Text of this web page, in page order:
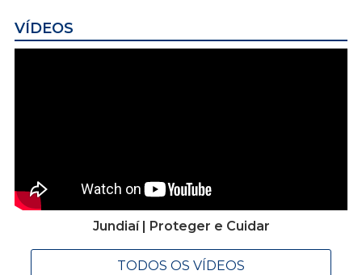
VÍDEOS
Jundiaí | Proteger e Cuidar
TODOS OS VÍDEOS